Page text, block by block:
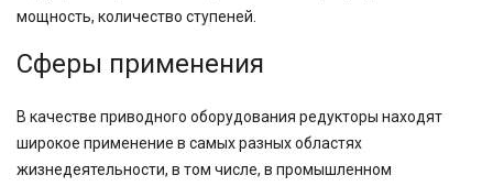
мощность, количество ступеней.
Сферы применения
В качестве приводного оборудования редукторы находят
широкое применение в самых разных областях
жизнедеятельности, в том числе, в промышленном